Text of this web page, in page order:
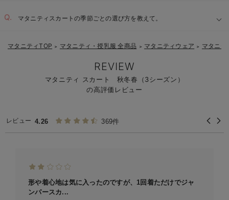
マタニティスカートの季節ごとの選び方を教えて。
マタニティTOP ＞ マタニティ・授乳服 全商品 ＞ マタニティウェア ＞ マタニテ
REVIEW
マタニティ スカート 秋冬春（3シーズン）
の高評価レビュー
レビュー 4.26 369件
形や着心地は気に入ったのですが、1回着ただけでジャ
ンパースカ...